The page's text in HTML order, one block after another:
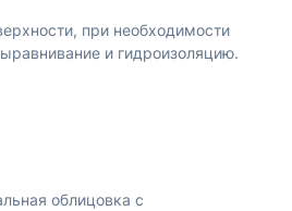
при необходимости
и гидроизоляцию.
облицовка с